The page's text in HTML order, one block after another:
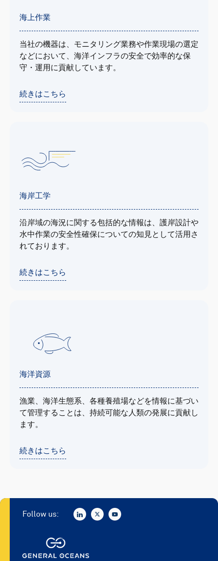
海上作業
当社の機器は、モニタリング業務や作業現場の選定
などにおいて、海洋インフラの安全で効率的な保
守・運用に貢献しています。
続きはこちら
海岸工学
沿岸域の海況に関する包括的な情報は、護岸設計や
水中作業の安全性確保についての知見として活用さ
れております。
続きはこちら
海洋資源
漁業、海洋生態系、各種養殖場などを情報に基づい
て管理することは、持続可能な人類の発展に貢献し
ます。
続きはこちら
Follow us: